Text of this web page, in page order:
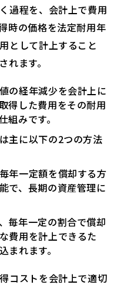
過程を、会計上で費用
時の価格を法定耐用年
として計上すること
れます。
の経年減少を会計上に
得した費用をその耐用
組みです。
主に以下の2つの方法
年一定額を償却する方
で、長期の資産管理に
毎年一定の割合で償却
費用を計上できるた
まれます。
コストを会計上で適切